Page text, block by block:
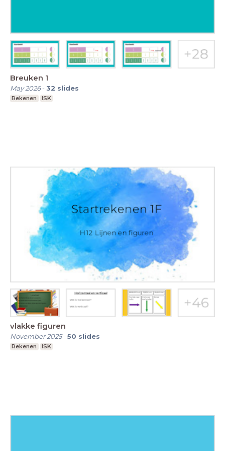
Breuken 1
May 2026-32 slides
Rekenen ISK
vlakke figuren
November 2025-50 slides
Rekenen ISK